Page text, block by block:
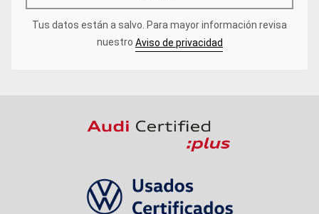
Tus datos están a salvo.
nuestro Aviso de privacidad